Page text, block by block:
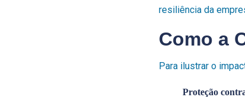
resiliência da
Como a
Para ilustrar o
Proteção